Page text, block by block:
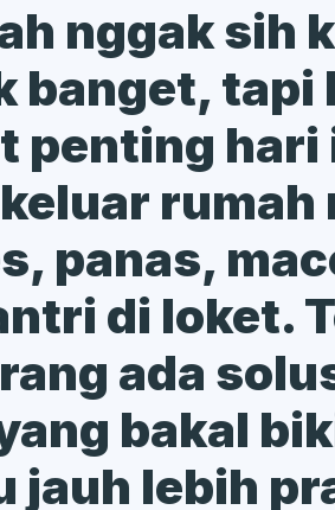
nggak sih
banget, tapi
penting hari
rumah
panas,
di loket.
ada
bakal
jauh lebih